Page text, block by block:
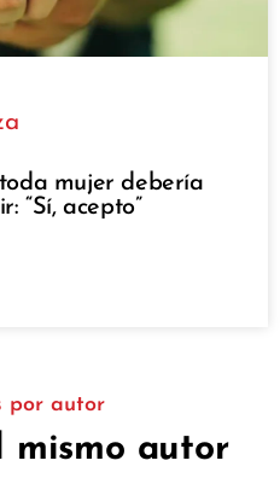
mujer debería
“Sí, acepto”
por autor
mismo autor